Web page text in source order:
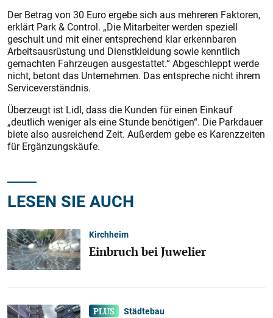
Der Betrag von 30 Euro ergebe sich aus mehreren Faktoren,
erklärt Park & Control. „Die Mitarbeiter werden speziell
geschult und mit einer entsprechend klar erkennbaren
Arbeitsausrüstung und Dienstkleidung sowie kenntlich
gemachten Fahrzeugen ausgestattet.“ Abgeschleppt werde
nicht, betont das Unternehmen. Das entspreche nicht ihrem
Serviceverständnis.
Überzeugt ist Lidl, dass die Kunden für einen Einkauf
„deutlich weniger als eine Stunde benötigen“. Die Parkdauer
biete also ausreichend Zeit. Außerdem gebe es Karenzzeiten
für Ergänzungskäufe.
LESEN SIE AUCH
Kirchheim
Einbruch bei Juwelier
Städtebau